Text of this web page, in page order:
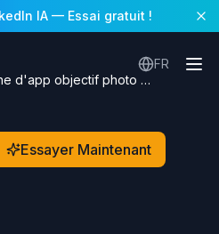
IA— Essai gratuit !
FR
Icône d'app objectif photo en 3D
Essayer Maintenant